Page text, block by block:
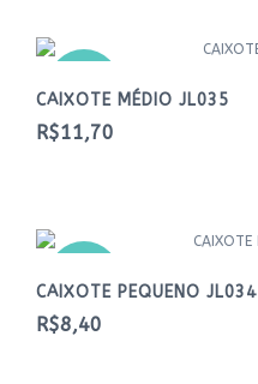
CAIXOTE MÉDIO JL035
R$11,70
CAIXOTE PEQUENO JL034
R$8,40